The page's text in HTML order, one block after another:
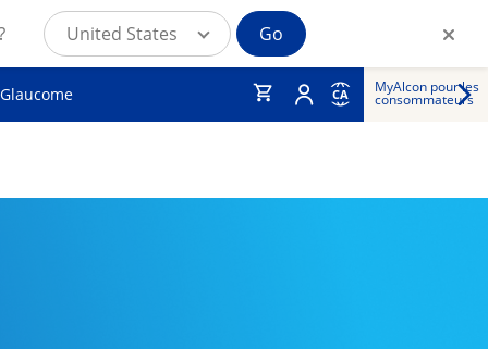
Glaucome CA MyAlcon pour les
consommateurs
United States Go